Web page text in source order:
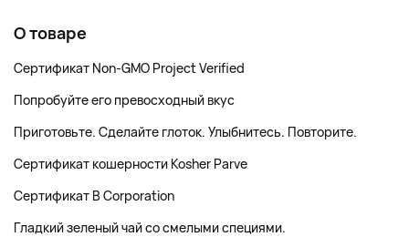
О товаре
Сертификат Non-GMO Project Verified
Попробуйте его превосходный вкус
Приготовьте. Сделайте глоток. Улыбнитесь. Повторите.
Сертификат кошерности Kosher Parve
Сертификат B Corporation
Гладкий зеленый чай со смелыми специями.